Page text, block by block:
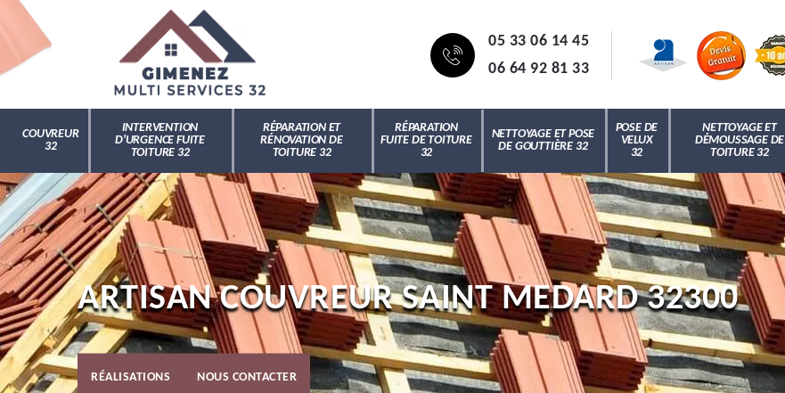
05 33 06 14 45
06 64 92 81 33
COUVREUR
32
INTERVENTION
D'URGENCE FUITE
TOITURE 32
RÉPARATION ET
RÉNOVATION DE
TOITURE 32
RÉPARATION
FUITE DE TOITURE
32
NETTOYAGE ET POSE
DE GOUTTIÈRE 32
POSE DE
VELUX
32
NETTOYAGE ET
DÉMOUSSAGE DE
TOITURE 32
ARTISAN COUVREUR SAINT MEDARD 32300
RÉALISATIONS NOUS CONTACTER